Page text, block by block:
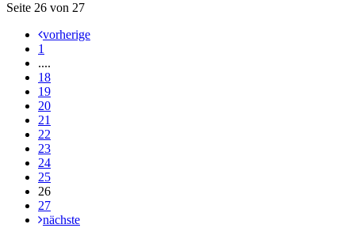
Seite 26 von 27
vorherige
1
....
18
19
20
21
22
23
24
25
26
27
nächste